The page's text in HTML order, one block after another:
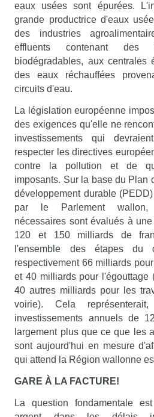
eaux usées sont épurées.
grande productrice d'eaux
des industries
effluents contenant des
biodégradables, aux centrales
des eaux réchauffées
circuits d'eau.
La législation européenne
des exigences qu'elle ne
investissements qui
respecter les directives
contre la pollution et de
imposants. Sur la base du Plan
développement durable
par le Parlement wallon,
nécessaires sont évalués à
120 et 150 milliards de
l'ensemble des étapes
respectivement 66 milliards
et 40 milliards pour l'égouttage
40 autres milliards pour les
voirie). Cela
investissements annuels de
largement plus que ce que les
sont aujourd'hui en mesure
qui attend la Région wallonne
GARE À LA FACTURE!
La question fondamentale